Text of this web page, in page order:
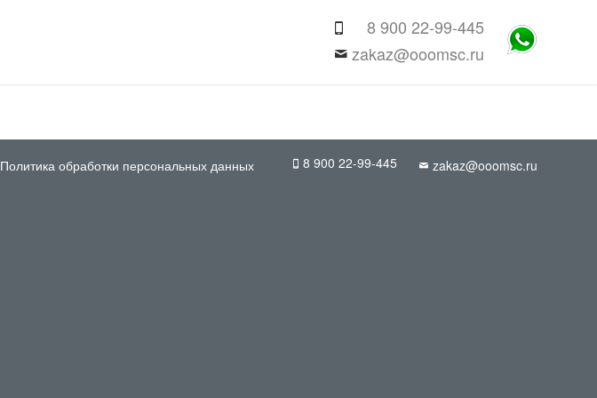
8 900 22-99-445
zakaz@ooomsc.ru
Политика обработки персональных данных 8 900 22-99-445 zakaz@ooomsc.ru